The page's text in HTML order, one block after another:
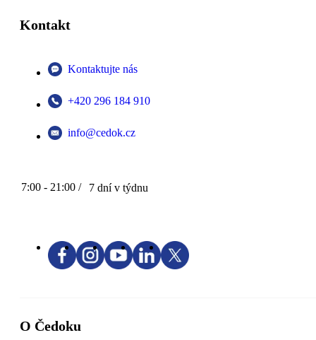
Kontakt
Kontaktujte nás
+420 296 184 910
info@cedok.cz
7:00 - 21:00 / 7 dní v týdnu
O Čedoku